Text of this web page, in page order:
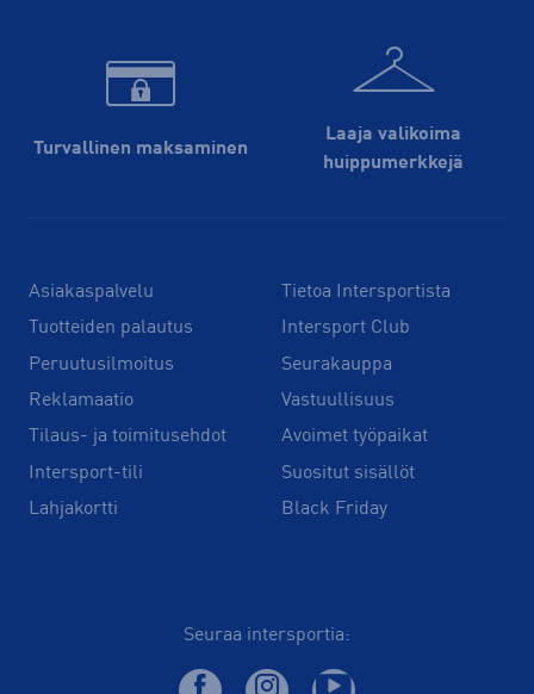
Turvallinen maksaminen
Laaja valikoima
huippu­merkkejä
Asiakaspalvelu
Tuotteiden palautus
Peruutusilmoitus
Reklamaatio
Tilaus- ja toimitusehdot
Intersport-tili
Lahjakortti
Tietoa Intersportista
Intersport Club
Seurakauppa
Vastuullisuus
Avoimet työpaikat
Suositut sisällöt
Black Friday
Seuraa intersportia: